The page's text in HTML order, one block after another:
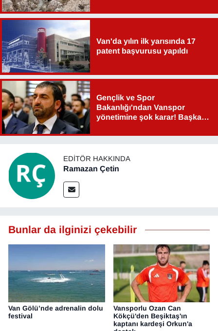
Van'da yılın ilk yarısında 17
patent başvurusu yapıldı
Gençlik ve Spor
Bakanlığı'ndan Vanspor
yönetimine şok karar! Başkan
EDITÖR HAKKINDA
Ramazan Çetin
Bunlar da ilginizi çekebilir
Van Gölü’nde adrenalin dolu
festival
Vansporlu Ozan Can
Kökçü'den Beşiktaş'ın
kaptanı kardeşi Orkun'a